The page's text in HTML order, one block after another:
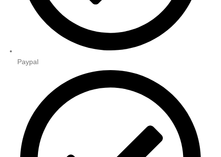
Paypal